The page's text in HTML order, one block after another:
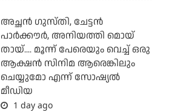
അച്ഛന്‍ ഗുസ്തി, ചേട്ടന്‍
പാര്‍ക്കൗര്‍, അനിയത്തി മൊയ്
തായ്.... മൂന്ന് പേരെയും വെച്ച് ഒരു
ആക്ഷന്‍ സിനിമ ആരെങ്കിലും
ചെയ്യുമോ എന്ന് സോഷ്യല്‍
മീഡിയ
1 day ago